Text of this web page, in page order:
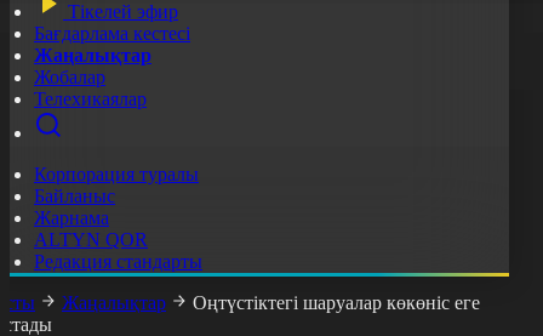
Тікелей эфир
Бағдарлама кестесі
Жаңалықтар
Жобалар
Телехикаялар
Корпорация туралы
Байланыс
Жарнама
ALTYN QOR
Редакция стандарты
Жаңалықтар
Оңтүстіктегі шаруалар көкөніс еге